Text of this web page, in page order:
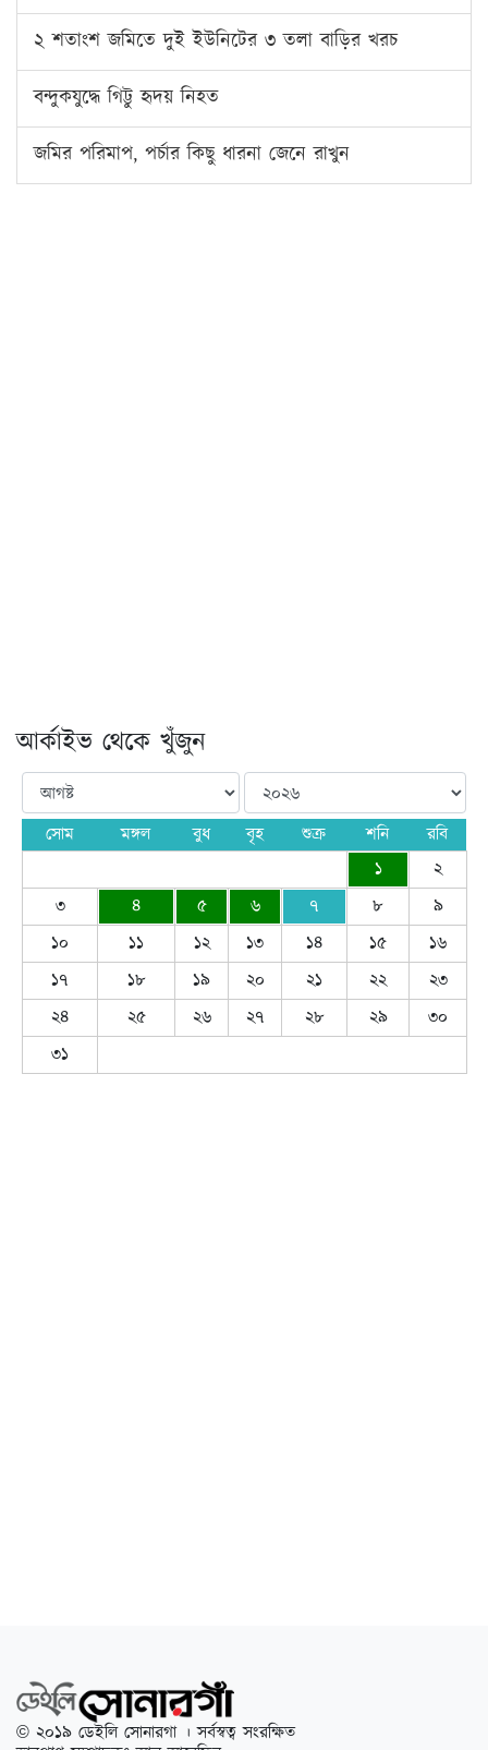
২ শতাংশ জমিতে দুই ইউনিটের ৩ তলা বাড়ির খরচ
বন্দুকযুদ্ধে গিট্টু হৃদয় নিহত
জমির পরিমাপ, পর্চার কিছু ধারনা জেনে রাখুন
আর্কাইভ থেকে খুঁজুন
সোম মঙ্গল বুধ বৃহ শুক্র শনি
রবি
১
২
৩
৪ ৫ ৬ ৭ ৮
৯
১০
১১ ১২ ১৩ ১৪ ১৫
১৬
১৭
১৮ ১৯ ২০ ২১ ২২
২৩
২৪
২৫ ২৬ ২৭ ২৮ ২৯
৩০
৩১
© ২০১৯ ডেইলি সোনারগা । সর্বস্বত্ব সংরক্ষিত